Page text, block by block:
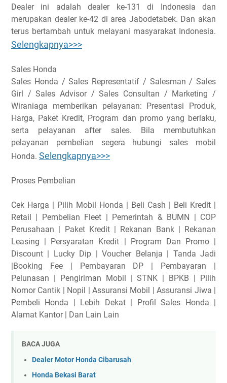
Dealer ini adalah dealer ke-131 di Indonesia dan
merupakan dealer ke-42 di area Jabodetabek. Dan akan
terus bertambah untuk melayani masyarakat Indonesia.
Selengkapnya>>>
Sales Honda
Sales Honda / Sales Representatif / Salesman / Sales
Girl / Sales Advisor / Sales Consultan / Marketing /
Wiraniaga memberikan pelayanan: Presentasi Produk,
Harga, Paket Kredit, Program dan promo yang berlaku,
serta pelayanan after sales. Bila membutuhkan
pelayanan pembelian segera hubungi sales mobil
Honda. Selengkapnya>>>
Proses Pembelian
Cek Harga | Pilih Mobil Honda | Beli Cash | Beli Kredit |
Retail | Pembelian Fleet | Pemerintah & BUMN | COP
Perusahaan | Paket Kredit | Rekanan Bank | Rekanan
Leasing | Persyaratan Kredit | Program Dan Promo |
Discount | Lucky Dip | Voucher Belanja | Tanda Jadi
|Booking Fee | Pembayaran DP | Pembayaran |
Pelunasan | Pengiriman Mobil | STNK | BPKB | Pilih
Nomor Cantik | Nopil | Assuransi Mobil | Assuransi Jiwa |
Pembeli Honda | Lebih Dekat | Profil Sales Honda |
Alamat Kantor | Dan Lain Lain
BACA JUGA
Dealer Motor Honda Cibarusah
Honda Bekasi Barat